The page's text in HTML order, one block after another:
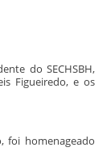
do SECHSBH,
Figueiredo, e os
foi homenageado